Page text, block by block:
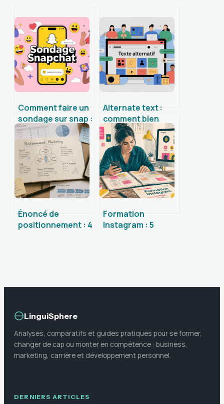
Comment faire un
sondage sur snap :
guide simple pour
vos stories
Alternate text :
comment bien
l’utiliser pour le
seo et
l’accessibilité
Énoncé de
positionnement : 4
Formation
Instagram : 5
LinguiSphere
Analyses, comparatifs et guides pratiques pour se former,
changer de cap ou monter en compétence : business,
marketing, carrière et développement personnel.
DERNIERS ARTICLES